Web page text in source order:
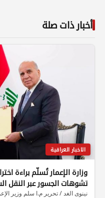
أخبار ذات صلة
الاخبار العراقية
وزارة الإعمار تُسلّم براءة
تشوهات الجسور عبر النقل
نينوى الغد / تحرير م.ا سلم وزير